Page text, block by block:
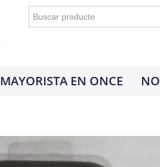
Buscar:
MAYORISTA EN ONCE